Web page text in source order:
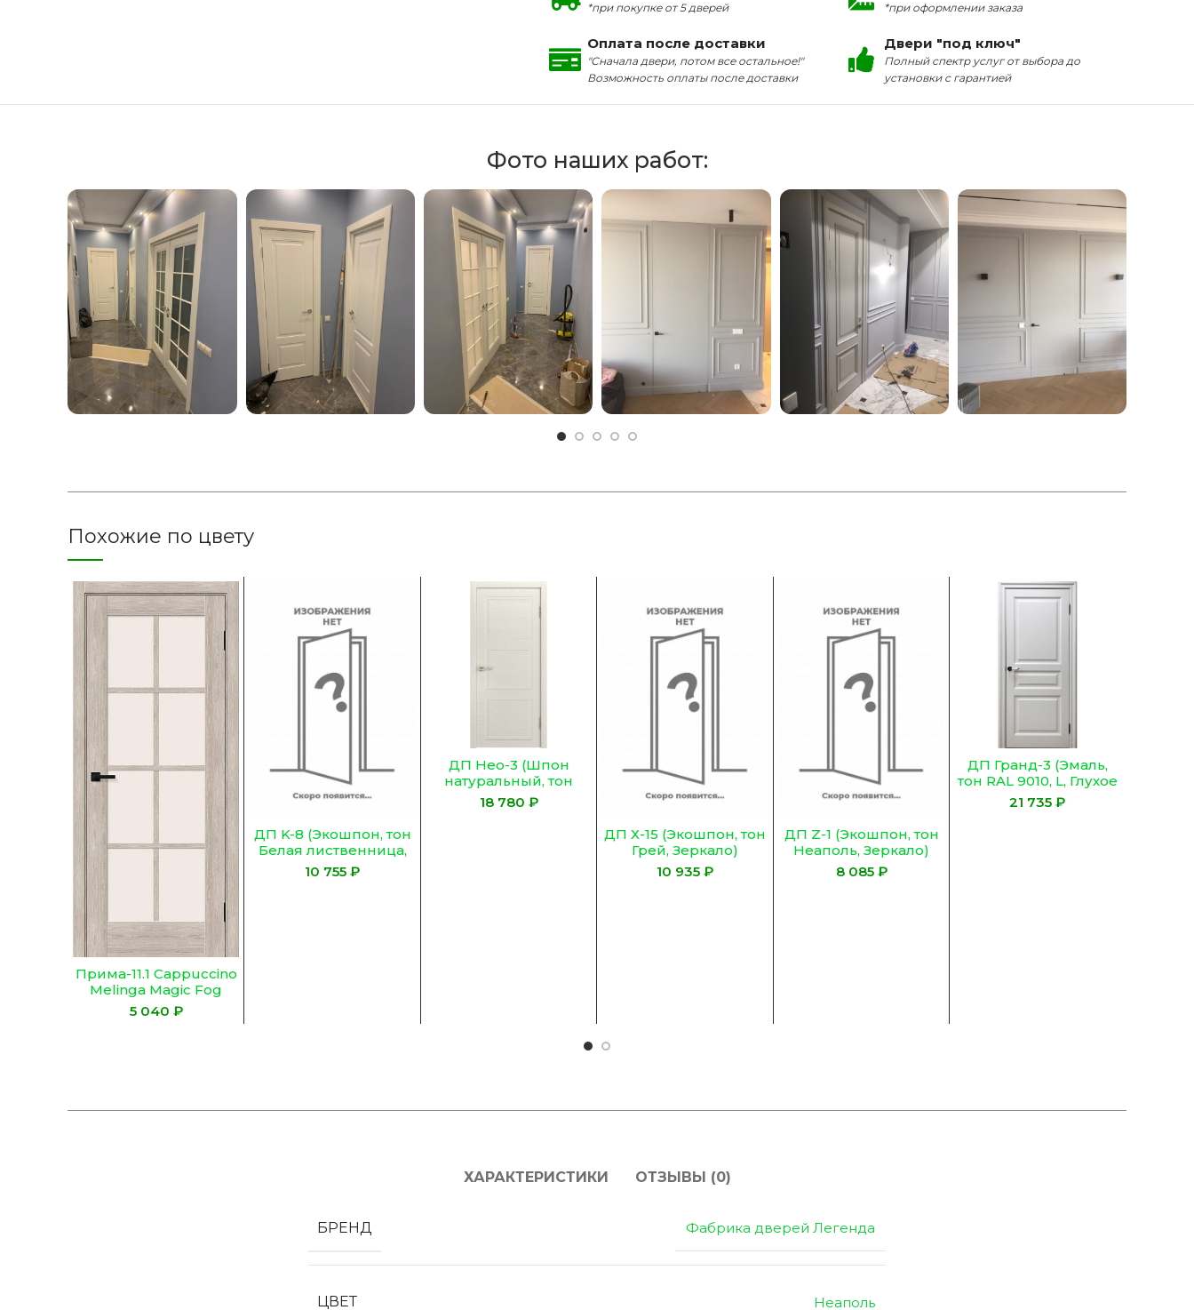
*при покупке от 5 дверей
Оплата после доставки
"Сначала двери, потом все остальное!"
Возможность оплаты после доставки
*при оформлении заказа
Двери "под ключ"
Полный спектр услуг от выбора до
установки с гарантией
Фото наших работ:
Похожие по цвету
Прима-11.1 Cappuccino
Melinga Magic Fog
₽
ДП K-8 (Экошпон, тон
Белая лиственница,
Зеркало)
₽
ДП Нео-3 (Шпон
натуральный, тон
Бьянко, Глухое )
₽
ДП Х-15 (Экошпон, тон
Грей, Зеркало)
₽
ДП Z-1 (Экошпон, тон
Неаполь, Зеркало)
₽
ДП Гранд-3 (Эмаль,
тон RAL 9010, L, Глухое
)
₽
ХАРАКТЕРИСТИКИ ОТЗЫВЫ (0)
БРЕНД Фабрика дверей Легенда
ЦВЕТ Неаполь